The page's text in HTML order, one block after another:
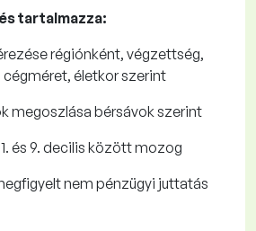
tartalmazza:
régiónként, végzettség,
életkor szerint
megoszlása ​​bérsávok szerint
és 9. decilis között mozog
nem pénzügyi juttatás